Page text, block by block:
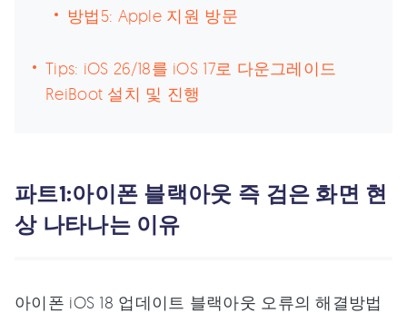
방법5: Apple 지원 방문
Tips: iOS 26/18를 iOS 17로 다운그레이드
ReiBoot 설치 및 진행
파트1:아이폰 블랙아웃 즉 검은 화면 현
상 나타나는 이유
아이폰 iOS 18 업데이트 블랙아웃 오류의 해결방법